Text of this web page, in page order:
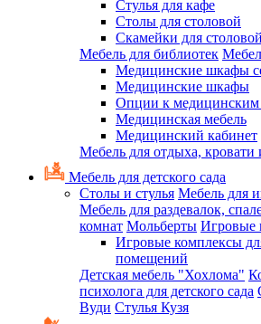
Cтулья для кафе
Cтолы для столовой
Скамейки для столовой
Мебель для библиотек
Медицинские шкафы
Медицинские шкафы
Опции к
Медицинская мебель
Медицинский кабинет
Мебель для отдыха,
Мебель для детского сада
Столы и стулья Мебель для
Мебель для раздевалок,
комнат Мольберты Игровые
Игровые комплексы
помещений
Детская мебель "Хохлома"
психолога для детского сада
Вуди Стулья Кузя